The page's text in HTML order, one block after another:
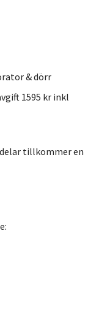
& dörr
1595 kr inkl
tillkommer en